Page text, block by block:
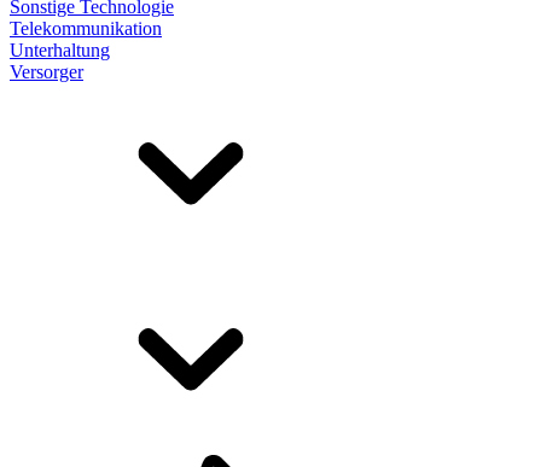
Sonstige Technologie
Telekommunikation
Unterhaltung
Versorger